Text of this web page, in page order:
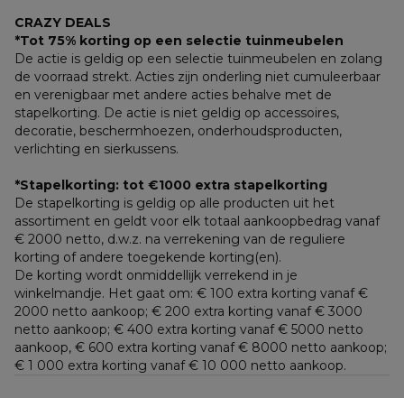
CRAZY DEALS
*Tot 75% korting op een selectie tuinmeubelen
De actie is geldig op een selectie tuinmeubelen en zolang
de voorraad strekt. Acties zijn onderling niet cumuleerbaar
en verenigbaar met andere acties behalve met de
stapelkorting. De actie is niet geldig op accessoires,
decoratie, beschermhoezen, onderhoudsproducten,
verlichting en sierkussens.
*Stapelkorting: tot €1000 extra stapelkorting
De stapelkorting is geldig op alle producten uit het
assortiment en geldt voor elk totaal aankoopbedrag vanaf
€ 2000 netto, d.w.z. na verrekening van de reguliere
korting of andere toegekende korting(en).
De korting wordt onmiddellijk verrekend in je
winkelmandje. Het gaat om: € 100 extra korting vanaf €
2000 netto aankoop; € 200 extra korting vanaf € 3000
netto aankoop; € 400 extra korting vanaf € 5000 netto
€ 1 000 extra korting vanaf € 10 000 netto aankoop.